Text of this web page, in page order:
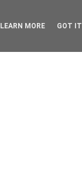
LEARN MORE GOT IT